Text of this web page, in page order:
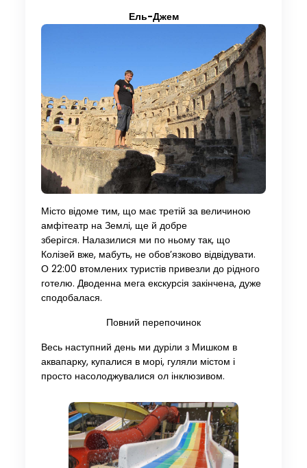
Ель-Джем
Місто відоме тим, що має третій за величиною
амфітеатр на Землі, ще й добре
зберігся. Налазилися ми по ньому так, що
Колізей вже, мабуть, не обов’язково відвідувати.
О 22:00 втомлених туристів привезли до рідного
готелю. Дводенна мега екскурсія закінчена, дуже
сподобалася.
Повний перепочинок
Весь наступний день ми дуріли з Мишком в
аквапарку, купалися в морі, гуляли містом і
просто насолоджувалися ол інклюзивом.